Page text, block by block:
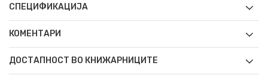
СПЕЦИФИКАЦИЈА
КОМЕНТАРИ
ДОСТАПНОСТ ВО КНИЖАРНИЦИТЕ